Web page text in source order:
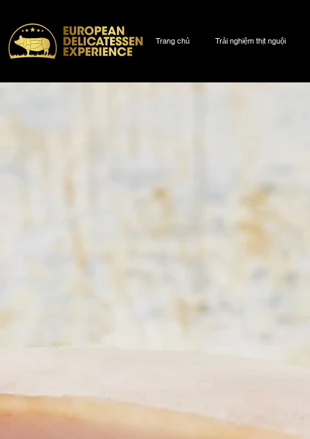
Trang chủ Trải nghiệm thịt nguội